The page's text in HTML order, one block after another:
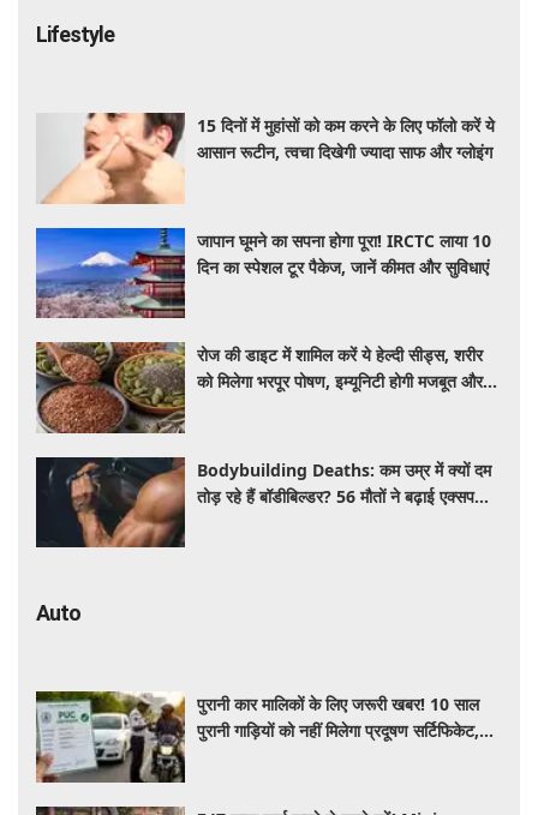
Lifestyle
15 दिनों में मुहांसों को कम करने के लिए फॉलो करें ये
आसान रूटीन, त्वचा दिखेगी ज्यादा साफ और ग्लोइंग
जापान घूमने का सपना होगा पूरा! IRCTC लाया 10
दिन का स्पेशल टूर पैकेज, जानें कीमत और सुविधाएं
रोज की डाइट में शामिल करें ये हेल्दी सीड्स, शरीर
को मिलेगा भरपूर पोषण, इम्यूनिटी होगी मजबूत और
Bodybuilding Deaths: कम उम्र में क्यों दम
तोड़ रहे हैं बॉडीबिल्डर? 56 मौतों ने बढ़ाई एक्सपर्ट्स
Auto
पुरानी कार मालिकों के लिए जरूरी खबर! 10 साल
पुरानी गाड़ियों को नहीं मिलेगा प्रदूषण सर्टिफिकेट,